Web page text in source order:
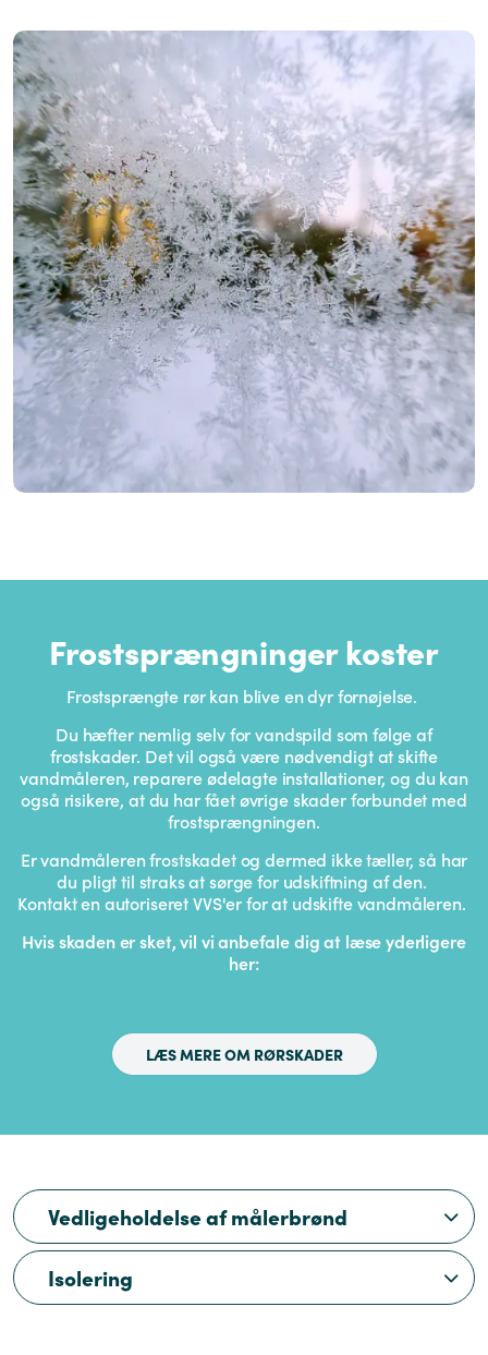
Frostsprængninger koster
Frostsprængte rør kan blive en dyr fornøjelse.
Du hæfter nemlig selv for vandspild som følge af
frostskader. Det vil også være nødvendigt at skifte
vandmåleren, reparere ødelagte installationer, og du kan
også risikere, at du har fået øvrige skader forbundet med
frostsprængningen.
Er vandmåleren frostskadet og dermed ikke tæller, så har
du pligt til straks at sørge for udskiftning af den.
Kontakt en autoriseret VVS'er for at udskifte vandmåleren.
Hvis skaden er sket, vil vi anbefale dig at læse yderligere
her:
LÆS MERE OM RØRSKADER
Vedligeholdelse af målerbrønd
Isolering